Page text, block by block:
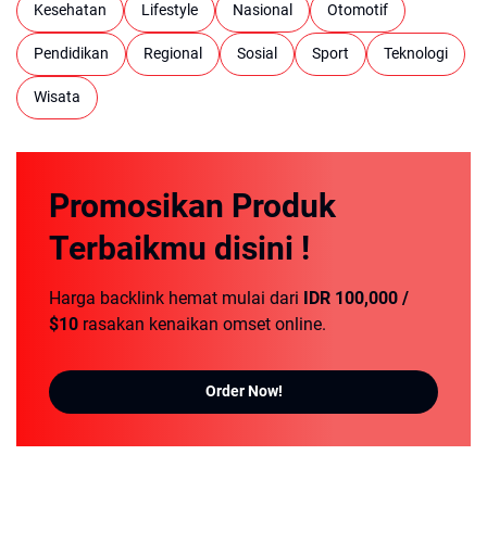
Kesehatan Lifestyle Nasional Otomotif
Pendidikan Regional Sosial Sport Teknologi
Wisata
Promosikan Produk
Terbaikmu disini !
Harga backlink hemat mulai dari IDR 100,000 /
$10 rasakan kenaikan omset online.
Order Now!